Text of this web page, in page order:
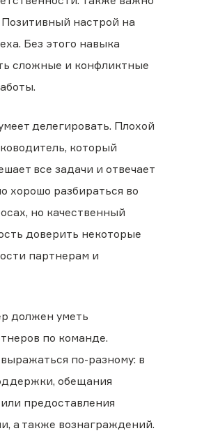
настрой на
Без этого навыка
сложные и конфликтные
делегировать. Плохой
который
все задачи и отвечает
хорошо разбираться во
но качественный
доверить некоторые
партнерам и
должен уметь
по команде.
по-разному: в
обещания
предоставления
а также вознаграждений.